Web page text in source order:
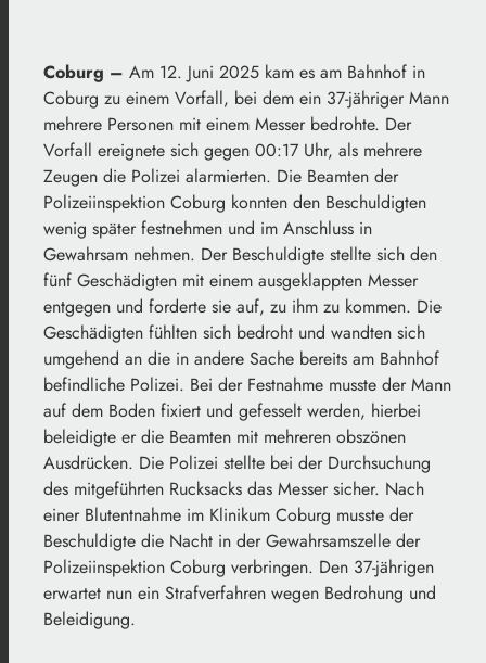
Coburg – Am 12. Juni 2025 kam es am Bahnhof in
Coburg zu einem Vorfall, bei dem ein 37-jähriger Mann
mehrere Personen mit einem Messer bedrohte. Der
Vorfall ereignete sich gegen 00:17 Uhr, als mehrere
Zeugen die Polizei alarmierten. Die Beamten der
Polizeiinspektion Coburg konnten den Beschuldigten
wenig später festnehmen und im Anschluss in
Gewahrsam nehmen. Der Beschuldigte stellte sich den
fünf Geschädigten mit einem ausgeklappten Messer
entgegen und forderte sie auf, zu ihm zu kommen. Die
Geschädigten fühlten sich bedroht und wandten sich
umgehend an die in andere Sache bereits am Bahnhof
befindliche Polizei. Bei der Festnahme musste der Mann
auf dem Boden fixiert und gefesselt werden, hierbei
beleidigte er die Beamten mit mehreren obszönen
Ausdrücken. Die Polizei stellte bei der Durchsuchung
des mitgeführten Rucksacks das Messer sicher. Nach
einer Blutentnahme im Klinikum Coburg musste der
Beschuldigte die Nacht in der Gewahrsamszelle der
Polizeiinspektion Coburg verbringen. Den 37-jährigen
erwartet nun ein Strafverfahren wegen Bedrohung und
Beleidigung.